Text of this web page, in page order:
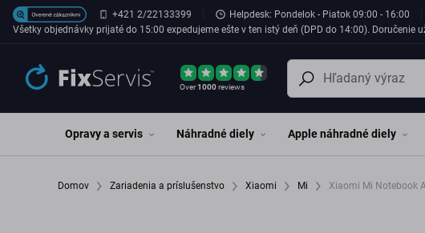
Preskočiť na hlavný obsah+421 2/22133399 Helpdesk: Pondelok - Piatok 09:00 - 16:00
Všetky objednávky prijaté do 15:00 expedujeme ešte v ten istý deň (DPD do 14:00). Doručenie
Over1000reviews
Opravy a servis Náhradné diely Apple náhradné diely
Domov Zariadenia a príslušenstvo Xiaomi Mi Xiaomi Mi Notebook